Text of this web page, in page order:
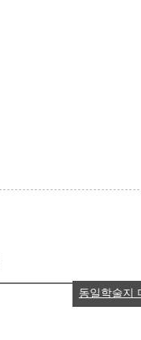
동일학술지